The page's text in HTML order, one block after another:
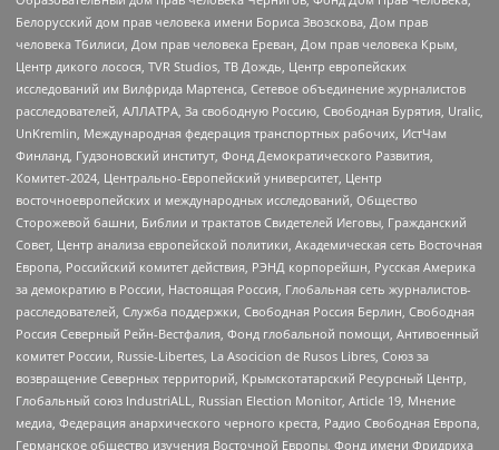
Белорусский дом прав человека имени Бориса Звозскова, Дом прав
человека Тбилиси, Дом прав человека Ереван, Дом прав человека Крым,
Центр дикого лосося, TVR Studios, ТВ Дождь, Центр европейских
исследований им Вилфрида Мартенса, Сетевое объединение журналистов
расследователей, АЛЛАТРА, За свободную Россию, Свободная Бурятия, Uralic,
UnKremlin, Международная федерация транспортных рабочих, ИстЧам
Финланд, Гудзоновский институт, Фонд Демократического Развития,
Комитет-2024, Центрально-Европейский университет, Центр
восточноевропейских и международных исследований, Общество
Сторожевой башни, Библии и трактатов Свидетелей Иеговы, Гражданский
Совет, Центр анализа европейской политики, Академическая сеть Восточная
Европа, Российский комитет действия, РЭНД корпорейшн, Русская Америка
за демократию в России, Настоящая Россия, Глобальная сеть журналистов-
расследователей, Служба поддержки, Свободная Россия Берлин, Свободная
Россия Северный Рейн-Вестфалия, Фонд глобальной помощи, Антивоенный
комитет России, Russie-Libertes, La Asocicion de Rusos Libres, Союз за
возвращение Северных территорий, Крымскотатарский Ресурсный Центр,
Глобальный союз IndustriALL, Russian Election Monitor, Article 19, Мнение
медиа, Федерация анархического черного креста, Радио Свободная Европа,
Германское общество изучения Восточной Европы, Фонд имени Фридриха